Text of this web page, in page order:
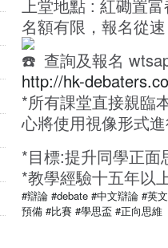
上堂地點 : 紅磡置
名額有限，報名從
查詢及報名
http://hk-
*所有課堂直接親臨
心將使用視像形式
*目標:提升同學正
*教學經驗十五年以
#辯論 #debate #中文辯論 #英
預備 #比賽 #學思盃 #正向思維